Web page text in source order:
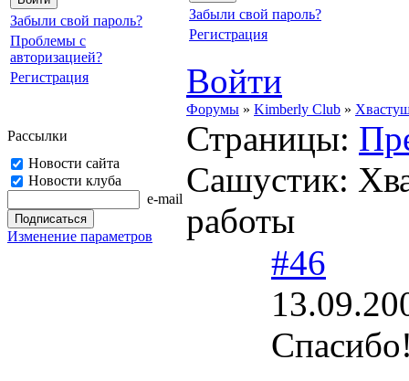
Забыли свой пароль?
Проблемы с
авторизацией?
Регистрация
Рассылки
Новости сайта
Новости клуба
e-mail
Изменение параметров
Забыли свой пароль?
Регистрация
Войти
Форумы » Kimberly Club »
Страницы:
Сашустик:
работы
#46